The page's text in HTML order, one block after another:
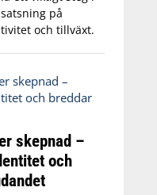
på
och tillväxt.
skepnad –
och